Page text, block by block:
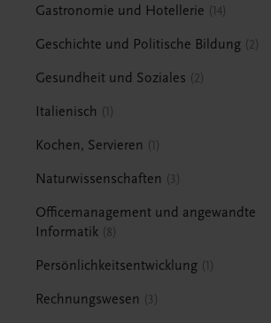
Gastronomie und Hotellerie 14
Geschichte und Politische Bildung 2
Gesundheit und Soziales 2
Italienisch 1
Kochen, Servieren 1
Naturwissenschaften 3
Officemanagement und angewandte
Informatik 8
Persönlichkeitsentwicklung 1
Rechnungswesen 3